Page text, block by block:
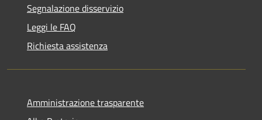
Segnalazione disservizio
Leggi le FAQ
Richiesta assistenza
Amministrazione trasparente